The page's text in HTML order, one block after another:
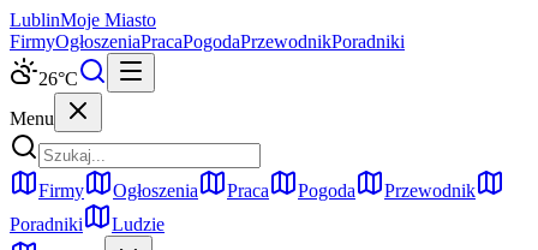
LublinMoje Miasto
FirmyOgłoszeniaPracaPogodaPrzewodnikPoradniki
26°C
Menu
Firmy Ogłoszenia Praca Pogoda
Przewodnik
Poradniki
Ludzie